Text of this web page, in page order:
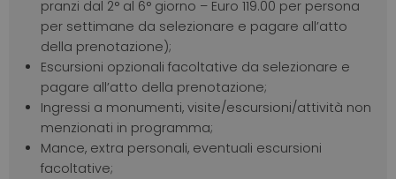
pranzi dal 2° al 6° giorno – Euro 119.00 per persona
per settimane da selezionare e pagare all’atto
della prenotazione);
Escursioni opzionali facoltative da selezionare e
pagare all’atto della prenotazione;
Ingressi a monumenti, visite/escursioni/attività non
menzionati in programma;
Mance, extra personali, eventuali escursioni
facoltative;